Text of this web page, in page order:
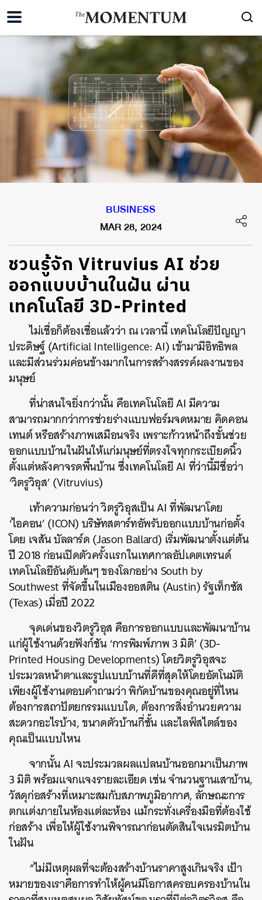
BUSINESS
MAR 28, 2024
ชวนรู้จัก Vitruvius AI ช่วย
ออกแบบบ้านในฝัน ผ่าน
เทคโนโลยี 3D-Printed
ไม่เชื่อก็ต้องเชื่อแล้วว่า ณ เวลานี้ เทคโนโลยีปัญญา
ประดิษฐ์ (Artificial Intelligence: AI) เข้ามามีอิทธิพล
และมีส่วนร่วมค่อนข้างมากในการสร้างสรรค์ผลงานของ
มนุษย์
ที่น่าสนใจยิ่งกว่านั้น คือเทคโนโลยี AI มีความ
สามารถมากกว่าการช่วยร่างแบบฟอร์มจดหมาย คิดคอน
เทนต์ หรือสร้างภาพเสมือนจริง เพราะก้าวหน้าถึงขั้นช่วย
ออกแบบบ้านในฝันให้แก่มนุษย์ที่ตรงใจทุกกระเบียดนิ้ว
ตั้งแต่หลังคาจรดพื้นบ้าน ซึ่งเทคโนโลยี AI ที่ว่านี้มีชื่อว่า
‘วิตรูวิอุส’ (Vitruvius)
เท้าความก่อนว่า วิตรูวิอุสเป็น AI ที่พัฒนาโดย
‘ไอคอน’ (ICON) บริษัทสตาร์ทอัพรับออกแบบบ้านก่อตั้ง
โดย เจสัน บัลลาร์ด (Jason Ballard) เริ่มพัฒนาตั้งแต่ต้น
ปี 2018 ก่อนเปิดตัวครั้งแรกในเทศกาลอัปเดตเทรนด์
เทคโนโลยีอันดับต้นๆ ของโลกอย่าง South by
Southwest ที่จัดขึ้นในเมืองออสติน (Austin) รัฐเท็กซัส
(Texas) เมื่อปี 2022
จุดเด่นของวิตรูวิอุส คือการออกแบบและพัฒนาบ้าน
แก่ผู้ใช้งานด้วยฟังก์ชัน ‘การพิมพ์ภาพ 3 มิติ’ (3D-
Printed Housing Developments) โดยวิตรูวิอุสจะ
ประมวลหน้าตาและรูปแบบบ้านที่ดีที่สุดให้โดยอัตโนมัติ
เพียงผู้ใช้งานตอบคำถามว่า พิกัดบ้านของคุณอยู่ที่ไหน
ต้องการสถาปัตยกรรมแบบใด, ต้องการสิ่งอำนวยความ
สะดวกอะไรบ้าง, ขนาดตัวบ้านกี่ชั้น และไลฟ์สไตล์ของ
คุณเป็นแบบไหน
จากนั้น AI จะประมวลผลแปลนบ้านออกมาเป็นภาพ
3 มิติ พร้อมแจกแจงรายละเอียด เช่น จำนวนฐานเสาบ้าน,
วัสดุก่อสร้างที่เหมาะสมกับสภาพภูมิอากาศ, ลักษณะการ
ตกแต่งภายในห้องแต่ละห้อง แม้กระทั่งเครื่องมือที่ต้องใช้
ก่อสร้าง เพื่อให้ผู้ใช้งานพิจารณาก่อนตัดสินใจเนรมิตบ้าน
ในฝัน
“ไม่มีเหตุผลที่จะต้องสร้างบ้านราคาสูงเกินจริง เป้า
หมายของเราคือการทำให้ผู้คนมีโอกาสครอบครองบ้านใน